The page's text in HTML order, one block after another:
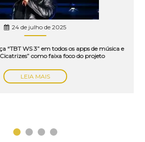
24 de julho de 2025
“TBT WS 3” em todos os apps de música e
como faixa foco do projeto
LEIA MAIS